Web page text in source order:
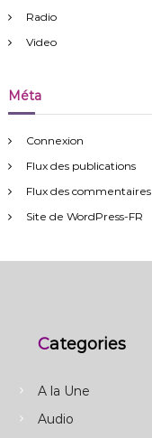
Radio
Video
Méta
Connexion
Flux des publications
Flux des commentaires
Site de WordPress-FR
Categories
A la Une
Audio